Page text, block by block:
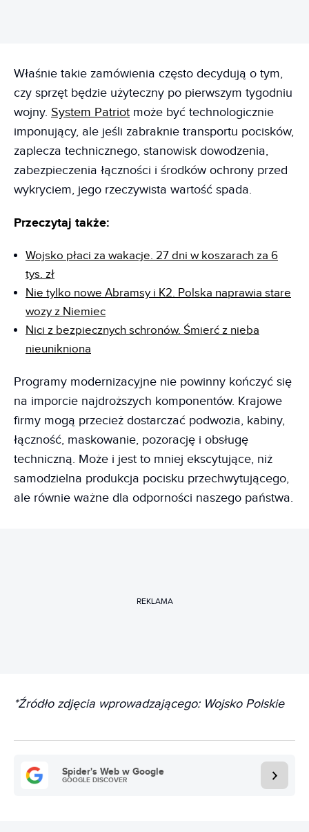
Właśnie takie zamówienia często decydują o tym,
czy sprzęt będzie użyteczny po pierwszym tygodniu
wojny. System Patriot może być technologicznie
imponujący, ale jeśli zabraknie transportu pocisków,
zaplecza technicznego, stanowisk dowodzenia,
zabezpieczenia łączności i środków ochrony przed
wykryciem, jego rzeczywista wartość spada.
Przeczytaj także:
Wojsko płaci za wakacje. 27 dni w koszarach za 6
tys. zł
Nie tylko nowe Abramsy i K2. Polska naprawia stare
wozy z Niemiec
Nici z bezpiecznych schronów. Śmierć z nieba
nieunikniona
Programy modernizacyjne nie powinny kończyć się
na imporcie najdroższych komponentów. Krajowe
firmy mogą przecież dostarczać podwozia, kabiny,
łączność, maskowanie, pozorację i obsługę
techniczną. Może i jest to mniej ekscytujące, niż
samodzielna produkcja pocisku przechwytującego,
ale równie ważne dla odporności naszego państwa.
REKLAMA
*Źródło zdjęcia wprowadzającego: Wojsko Polskie
Spider's Web w Google
GOOGLE DISCOVER